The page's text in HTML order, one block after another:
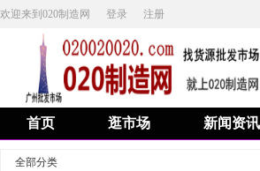
欢迎来到020制造网 登录 注册
首页 逛市场 新闻资讯
全部分类